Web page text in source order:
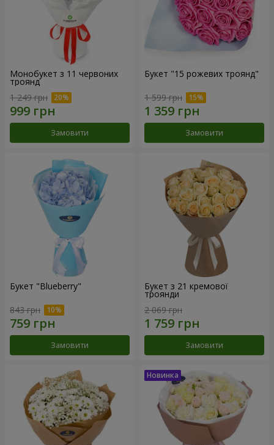
Монобукет з 11 червоних
троянд
1 249 грн
Замовити
Букет "15 рожевих троянд"
1 599 грн
Замовити
Букет "Blueberry"
843 грн
Замовити
Букет з 21 кремової
троянди
2 069 грн
Замовити